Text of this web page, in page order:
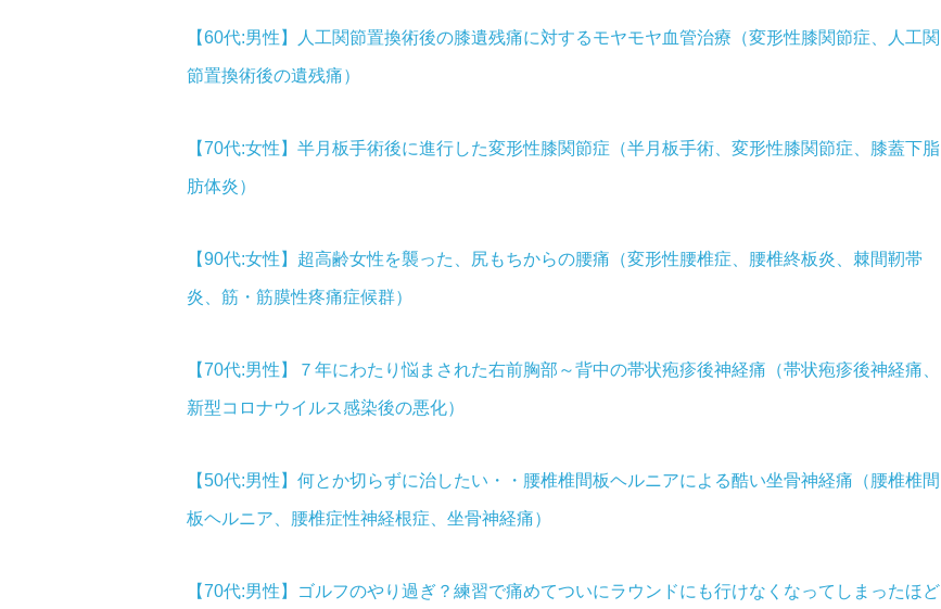
【60代:男性】人工関節置換術後の膝遺残痛に対するモヤモヤ血管治療（変形性膝関節症、人工関
節置換術後の遺残痛）
【70代:女性】半月板手術後に進行した変形性膝関節症（半月板手術、変形性膝関節症、膝蓋下脂
肪体炎）
【90代:女性】超高齢女性を襲った、尻もちからの腰痛（変形性腰椎症、腰椎終板炎、棘間靭帯
炎、筋・筋膜性疼痛症候群）
【70代:男性】７年にわたり悩まされた右前胸部～背中の帯状疱疹後神経痛（帯状疱疹後神経痛、
新型コロナウイルス感染後の悪化）
【50代:男性】何とか切らずに治したい・・腰椎椎間板ヘルニアによる酷い坐骨神経痛（腰椎椎間
板ヘルニア、腰椎症性神経根症、坐骨神経痛）
【70代:男性】ゴルフのやり過ぎ？練習で痛めてついにラウンドにも行けなくなってしまったほど